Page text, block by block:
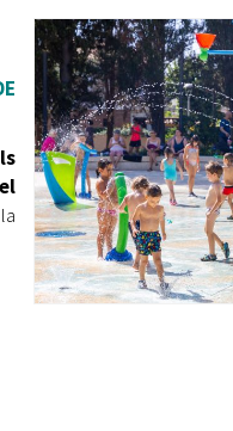
Ètica i
Accés a
Dades
Catàleg
Entitats
Equipaments
Mercats
Webs